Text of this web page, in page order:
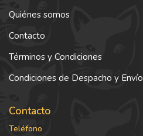
Quiénes somos
Contacto
Términos y Condiciones
Condiciones de Despacho y Envío
Contacto
Teléfono